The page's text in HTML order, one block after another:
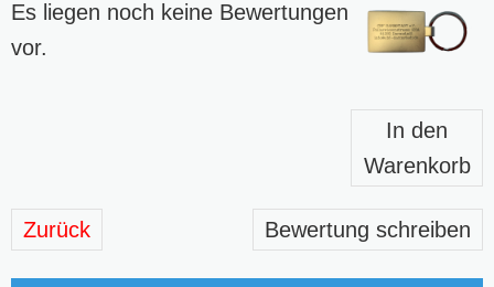
In den
Warenkorb
Es liegen noch keine Bewertungen
vor.
Bewertung schreiben
Zurück